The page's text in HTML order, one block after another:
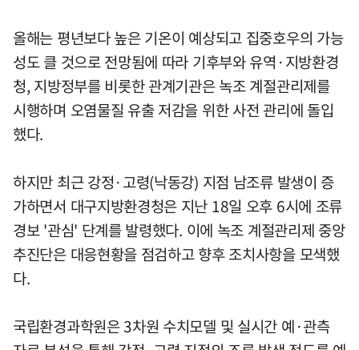
올해는 평년보다 높은 기온이 예상되고 집중호우의 가능
성도 클 것으로 전망됨에 따라 기후부와 유역·지방환경
청, 지방정부를 비롯한 관계기관은 녹조 계절관리제를
시행하며 오염물질 유출 저감을 위한 사전 관리에 돌입
했다.
하지만 최근 강정·고령(낙동강) 지점 남조류 발생이 증
가하면서 대구지방환경청은 지난 18일 오후 6시에 조류
경보 '관심' 단계를 발령했다. 이에 녹조 계절관리제 중앙
추진단은 대응현황을 점검하고 향후 조치사항을 모색했
다.
국립환경과학원은 3차원 수치모델 및 실시간 예·관측